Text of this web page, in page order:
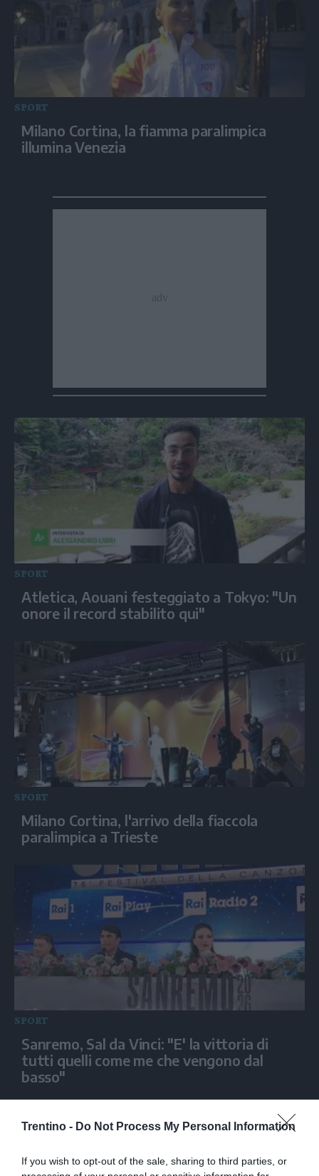
Trentino - Do Not Process My Personal Information
If you wish to opt-out of the sale, sharing to third parties, or
SPORT
Milano Cortina, la fiamma paralimpica
illumina Venezia
SPORT
Atletica, Aouani festeggiato a Tokyo: "Un
onore il record stabilito qui"
SPORT
Milano Cortina, l'arrivo della fiaccola
paralimpica a Trieste
SPORT
Sanremo, Sal da Vinci: "E' la vittoria di
tutti quelli come me che vengono dal
basso"